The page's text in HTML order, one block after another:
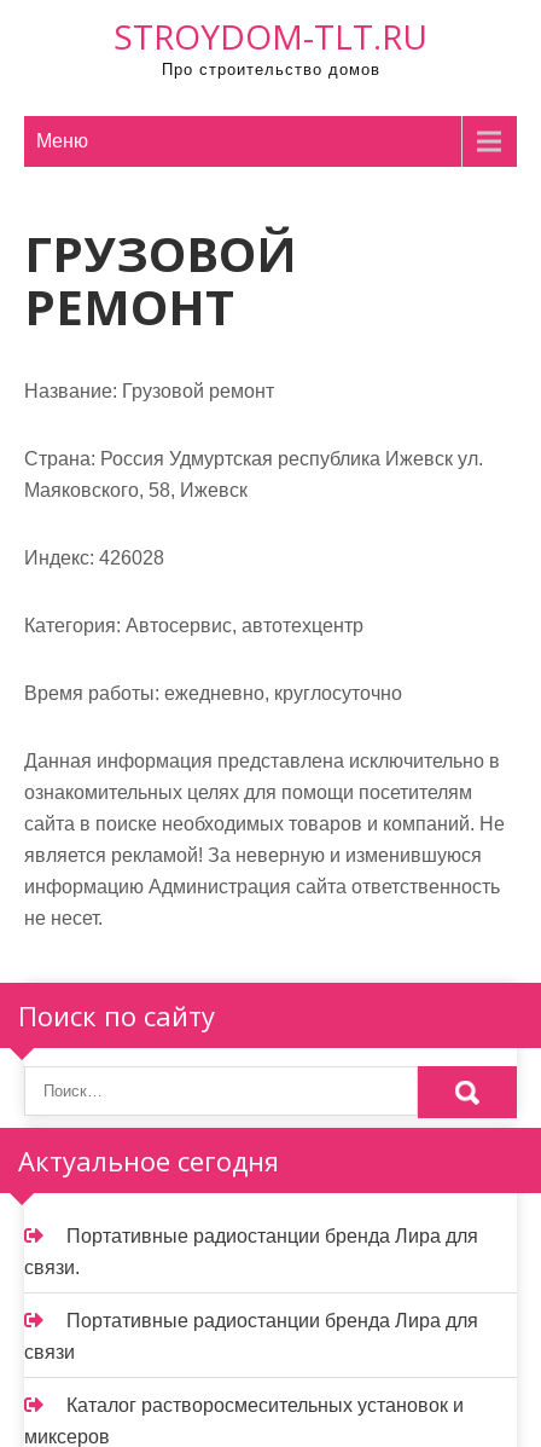
STROYDOM-TLT.RU
Про строительство домов
Меню
ГРУЗОВОЙ
РЕМОНТ
Название: Грузовой ремонт
Страна: Россия Удмуртская республика Ижевск ул.
Маяковского, 58, Ижевск
Индекс: 426028
Категория: Автосервис, автотехцентр
Время работы: ежедневно, круглосуточно
Данная информация представлена исключительно в
ознакомительных целях для помощи посетителям
сайта в поиске необходимых товаров и компаний. Не
является рекламой! За неверную и изменившуюся
информацию Администрация сайта ответственность
не несет.
Поиск по сайту
Актуальное сегодня
Портативные радиостанции бренда Лира для
связи.
Портативные радиостанции бренда Лира для
связи
Каталог растворосмесительных установок и
миксеров